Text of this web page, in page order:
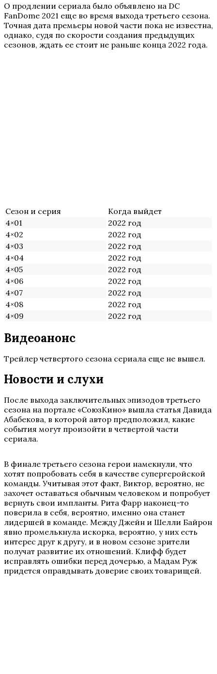
О продлении сериала было объявлено на DC
FanDome 2021 еще во время выхода третьего сезона.
Точная дата премьеры новой части пока не известна,
однако, судя по скорости создания предыдущих
сезонов, ждать ее стоит не раньше конца 2022 года.
Сезон и серия
Когда выйдет
4×01
2022 год
4×02
2022 год
4×03
2022 год
4×04
2022 год
4×05
2022 год
4×06
2022 год
4×07
2022 год
4×08
2022 год
4×09
2022 год
Видеоанонс
Трейлер четвертого сезона сериала еще не вышел.
Новости и слухи
После выхода заключительных эпизодов третьего
сезона на портале «СоюзКино» вышла статья Давида
Абабекова, в которой автор предположил, какие
события могут произойти в четвертой части
сериала.
В финале третьего сезона герои намекнули, что
хотят попробовать себя в качестве супергеройской
команды. Учитывая этот факт, Виктор, вероятно, не
захочет оставаться обычным человеком и попробует
вернуть свои импланты. Рита Фарр наконец-то
поверила в себя, вероятно, именно она станет
лидершей в команде. Между Джейн и Шелли Байрон
явно промелькнула искорка, вероятно, у них есть
интерес друг к другу, и в новом сезоне зрители
получат развитие их отношений. Клифф будет
исправлять ошибки перед дочерью, а Мадам Руж
придется оправдывать доверие своих товарищей.